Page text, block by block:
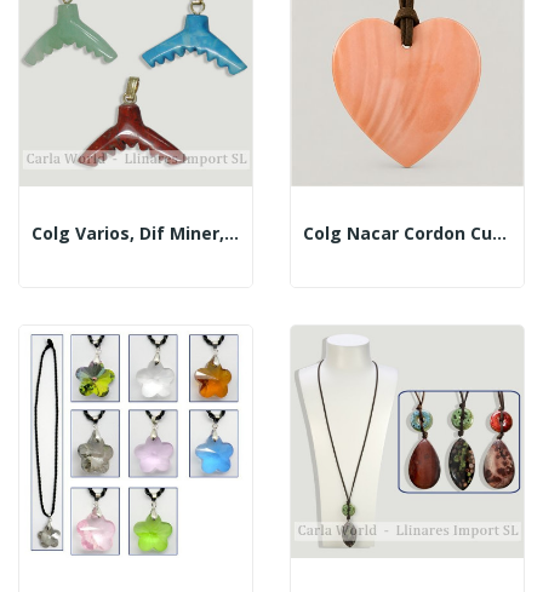
Colg Varios, Dif Miner, Cola Ballena Colg Nacar Cordon Cue Corazon Naranja